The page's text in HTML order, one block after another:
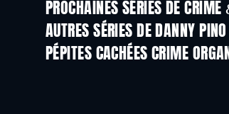
PROCHAINES SÉRIES DE
Saison 6
AUTRES SÉRIES DE DANNY
Série
PÉPITES CACHÉES CRIME
Série